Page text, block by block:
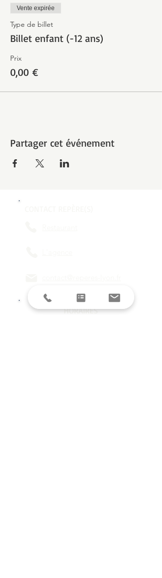
Vente expirée
Type de billet
Billet enfant (-12 ans)
Prix
0,00 €
Partager cet événement
HORAIRES